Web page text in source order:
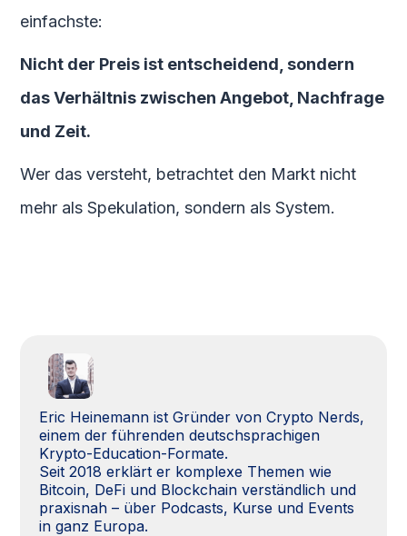
einfachste:
Nicht der Preis ist entscheidend, sondern
das Verhältnis zwischen Angebot, Nachfrage
und Zeit.
Wer das versteht, betrachtet den Markt nicht
mehr als Spekulation, sondern als System.
Eric Heinemann ist Gründer von Crypto Nerds,
einem der führenden deutschsprachigen
Krypto-Education-Formate.
Seit 2018 erklärt er komplexe Themen wie
Bitcoin, DeFi und Blockchain verständlich und
praxisnah – über Podcasts, Kurse und Events
in ganz Europa.